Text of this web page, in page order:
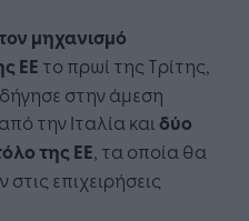
μηχανισμό
ΕΕ το πρωί της Τρίτης,
στην άμεση
από την Ιταλία και δύο
της ΕΕ, τα οποία θα
επιχειρήσεις